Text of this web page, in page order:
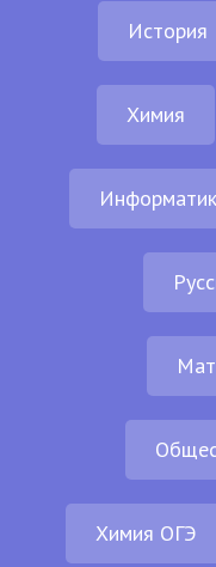
История
Химия
Химия ОГЭ